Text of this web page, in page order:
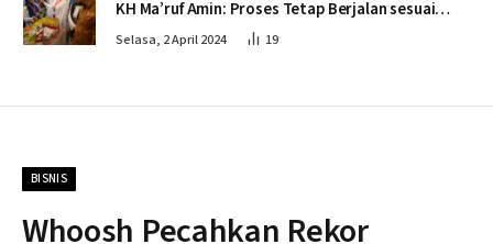
KH Ma’ruf Amin: Proses Tetap Berjalan sesuai
Penahapan
Selasa, 2 April 2024 19
BISNIS
Whoosh Pecahkan Rekor